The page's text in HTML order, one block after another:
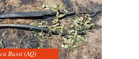
Bussi (AQ)